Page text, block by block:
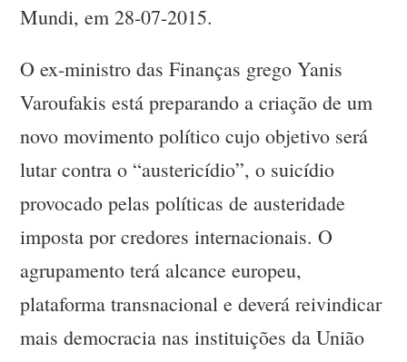
Mundi, em 28-07-2015.
O ex-ministro das Finanças grego Yanis
Varoufakis está preparando a criação de um
novo movimento político cujo objetivo será
lutar contra o “austericídio”, o suicídio
provocado pelas políticas de austeridade
imposta por credores internacionais. O
agrupamento terá alcance europeu,
plataforma transnacional e deverá reivindicar
mais democracia nas instituições da União